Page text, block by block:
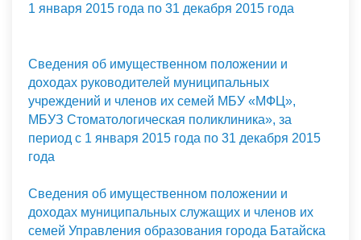
1 января 2015 года по 31 декабря 2015 года
Сведения об имущественном положении и
доходах руководителей муниципальных
учреждений и членов их семей МБУ «МФЦ»,
МБУЗ Стоматологическая поликлиника», за
период с 1 января 2015 года по 31 декабря 2015
года
Сведения об имущественном положении и
доходах муниципальных служащих и членов их
семей Управления образования города Батайска